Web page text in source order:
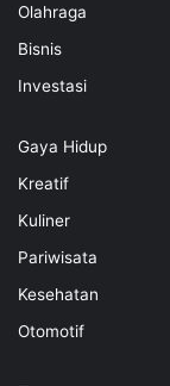
Olahraga
Bisnis
Investasi
Gaya Hidup
Kreatif
Kuliner
Pariwisata
Kesehatan
Otomotif